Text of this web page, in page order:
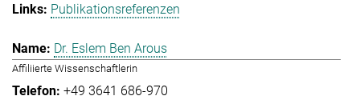
Publikationsreferenzen
Dr. Eslem Ben Arous
Affiliierte Wissenschaftlerin
+49 3641 686-970